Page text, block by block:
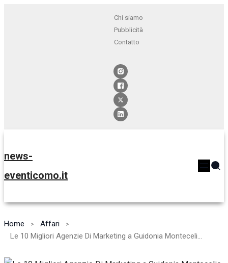
Chi siamo
Pubblicità
Contatto
news-
eventicomo.it
Home
Affari
Le 10 Migliori Agenzie Di Marketing a Guidonia Montecelio [2024]